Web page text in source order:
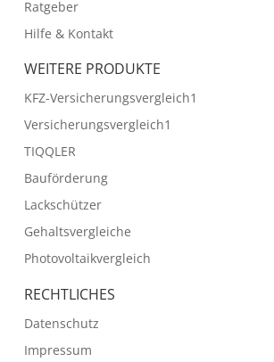
Ratgeber
Hilfe & Kontakt
WEITERE PRODUKTE
KFZ-Versicherungsvergleich1
Versicherungsvergleich1
TIQQLER
Bauförderung
Lackschützer
Gehaltsvergleiche
Photovoltaikvergleich
RECHTLICHES
Datenschutz
Impressum